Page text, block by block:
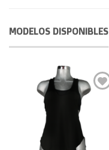
MODELOS DISPONIBLES